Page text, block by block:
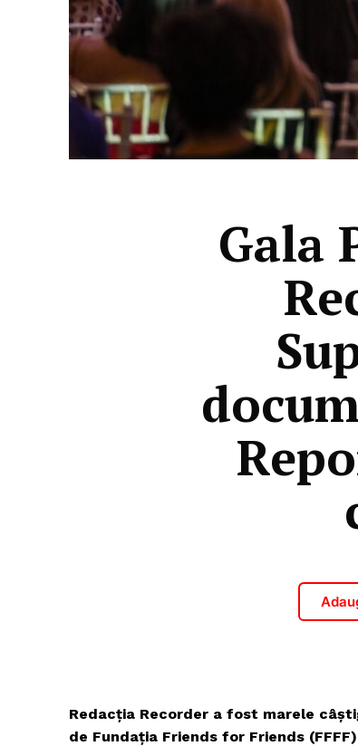
Gala
Redacția Recorder a fost marele
de Fundația Friends for Friends